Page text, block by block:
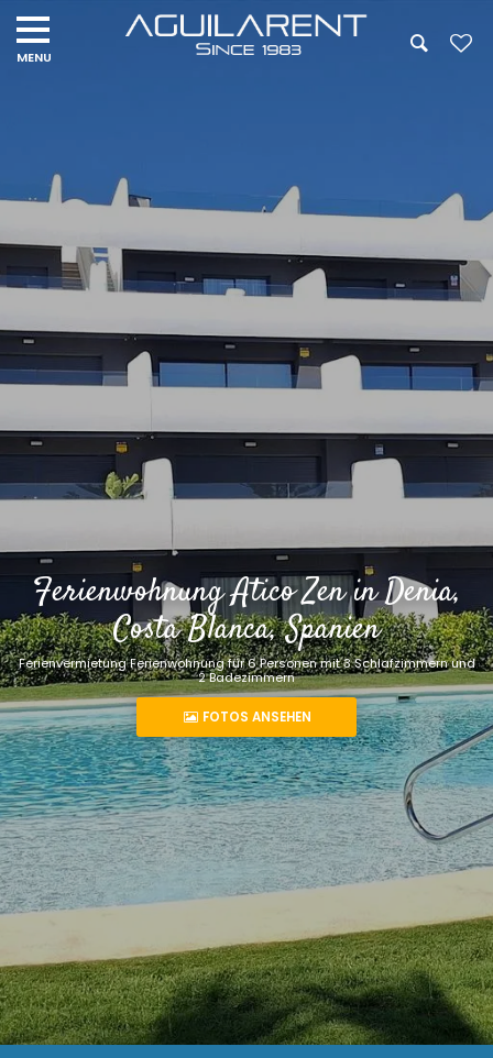
Ferienwohnung Atico Zen in Denia,
Costa Blanca, Spanien
Ferienvermietung Ferienwohnung für 6 Personen mit 3 Schlafzimmern und
2 Badezimmern
FOTOS ANSEHEN